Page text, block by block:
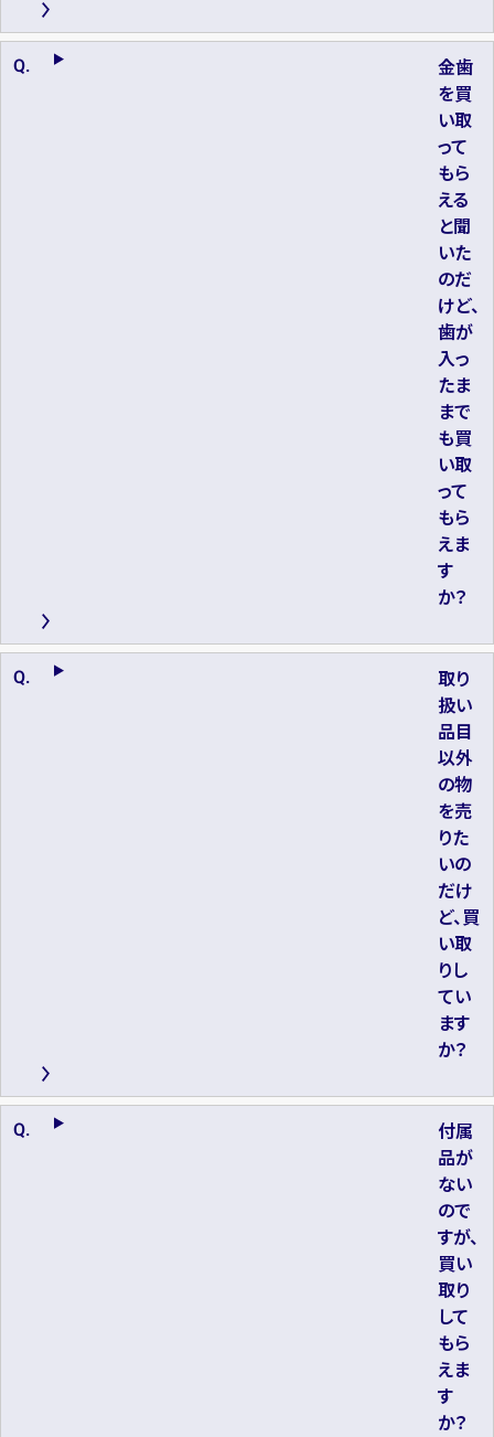
金歯
を買
い取
って
もら
える
と聞
いた
のだ
けど、
歯が
入っ
たま
まで
も買
い取
って
もら
えま
す
か？
取り
扱い
品目
以外
の物
を売
りた
いの
だけ
ど、買
い取
りし
てい
ます
か？
付属
品が
ない
ので
すが、
買い
取り
して
もら
えま
す
か？